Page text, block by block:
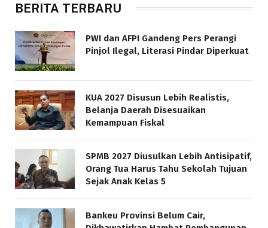
BERITA TERBARU
PWI dan AFPI Gandeng Pers Perangi
Pinjol Ilegal, Literasi Pindar Diperkuat
KUA 2027 Disusun Lebih Realistis,
Belanja Daerah Disesuaikan
Kemampuan Fiskal
SPMB 2027 Diusulkan Lebih Antisipatif,
Orang Tua Harus Tahu Sekolah Tujuan
Sejak Anak Kelas 5
Bankeu Provinsi Belum Cair,